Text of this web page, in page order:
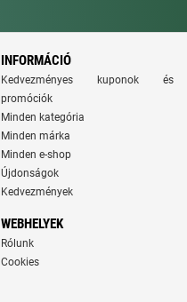
INFORMÁCIÓ
Kedvezményes kuponok és
promóciók
Minden kategória
Minden márka
Minden e-shop
Újdonságok
Kedvezmények
WEBHELYEK
Rólunk
Cookies